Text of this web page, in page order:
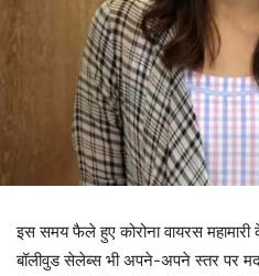
इस समय फैले हुए कोरोना वायरस
बॉलीवुड सेलेब्स भी अपने-अपने स्तर पर